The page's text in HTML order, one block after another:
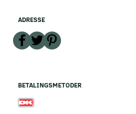
ADRESSE
BETALINGSMETODER